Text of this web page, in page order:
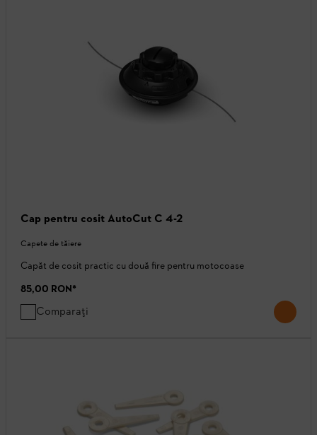
Cap pentru cosit AutoCut C 4-2
Capete de tăiere
Capăt de cosit practic cu două fire pentru motocoase
85,00 RON*
Comparați